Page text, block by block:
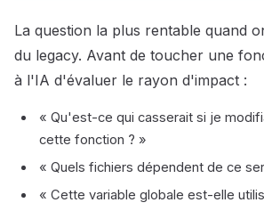
La question la plus rentable quand
du legacy. Avant de toucher une
à l'IA d'évaluer le rayon d'impact :
« Qu'est-ce qui casserait si je
cette fonction ? »
« Quels fichiers dépendent de ce
« Cette variable globale est-elle